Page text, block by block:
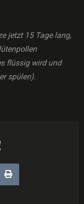
jetzt 15 Tage lang,
flüssig wird und
spülen).